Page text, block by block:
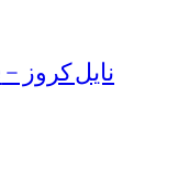
content
نايل كروز – all nile cruise